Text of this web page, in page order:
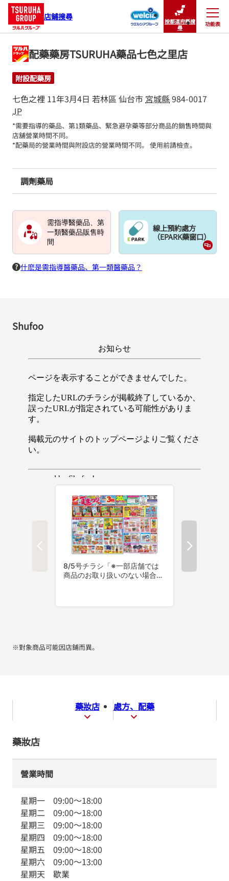
店鋪搜尋
按都道府縣搜
尋
功能表
關閉
配藥藥房TSURUHA藥品七色之里店
附設配藥房
七色之裡 11年3月4日 若林區仙台市 宮城縣984-0017
JP
*需要指導的藥品、第1類藥品、緊急避孕藥等部分商品的銷售時間與
店舖營業時間不同。
*配藥局的營業時間與附設店的營業時間不同。 使用前請檢查。
調劑藥局
需指導醫藥品、第
一類醫藥品販售時
間
線上預約處方
（EPARK藥窗口）
什麽是需指導醫藥品、第一類醫藥品？
Shufoo
※對象商品可能因店鋪而異。
藥妝店 處方、配藥
藥妝店
營業時間
星期一 09:00～18:00
星期二 09:00～18:00
星期三 09:00～18:00
星期四 09:00～18:00
星期五 09:00～18:00
星期六 09:00～13:00
星期天 歇業